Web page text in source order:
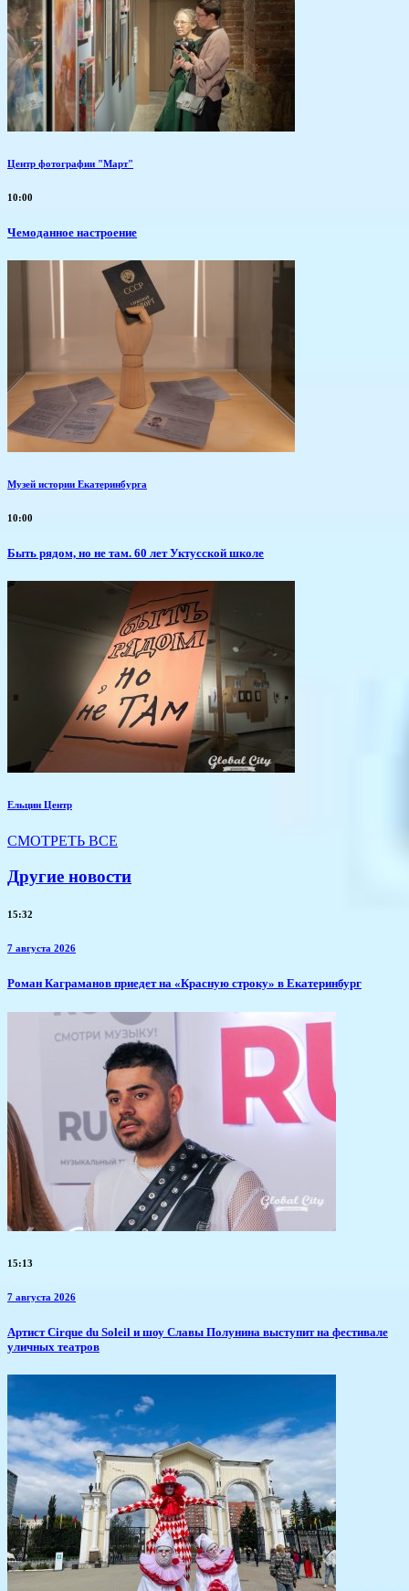
Центр фотографии "Март"
10:00
Чемоданное настроение
Музей истории Екатеринбурга
10:00
Быть рядом, но не там. 60 лет Уктусской школе
Ельцин Центр
СМОТРЕТЬ ВСЕ
Другие новости
15:32
7 августа 2026
​Роман Каграманов приедет на «Красную строку» в Екатеринбург
15:13
7 августа 2026
Артист Cirque du Soleil и шоу Славы Полунина выступит на фестивале
уличных театров